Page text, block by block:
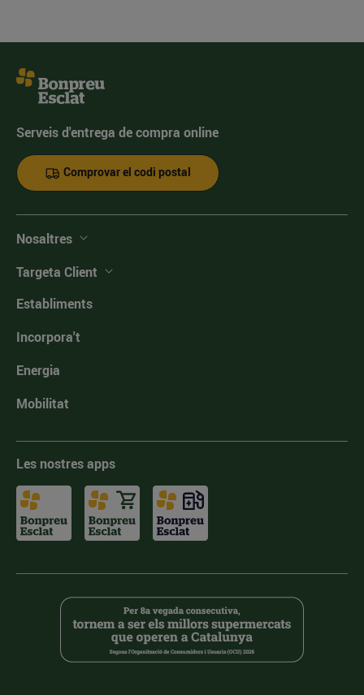
Serveis d'entrega de compra online
Comprovar el codi postal
Nosaltres
Targeta Client
Establiments
Incorpora't
Energia
Mobilitat
Les nostres apps